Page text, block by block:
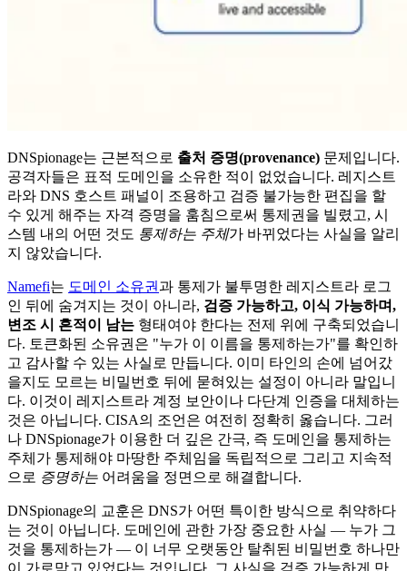
DNSpionage는 근본적으로 출처 증명(provenance) 문제입니다.
공격자들은 표적 도메인을 소유한 적이 없었습니다. 레지스트
라와 DNS 호스트 패널이 조용하고 검증 불가능한 편집을 할
수 있게 해주는 자격 증명을 훔침으로써 통제권을 빌렸고, 시
스템 내의 어떤 것도 통제하는 주체가 바뀌었다는 사실을 알리
지 않았습니다.
Namefi는 도메인 소유권과 통제가 불투명한 레지스트라 로그
인 뒤에 숨겨지는 것이 아니라, 검증 가능하고, 이식 가능하며,
변조 시 흔적이 남는 형태여야 한다는 전제 위에 구축되었습니
다. 토큰화된 소유권은 "누가 이 이름을 통제하는가"를 확인하
고 감사할 수 있는 사실로 만듭니다. 이미 타인의 손에 넘어갔
을지도 모르는 비밀번호 뒤에 묻혀있는 설정이 아니라 말입니
다. 이것이 레지스트라 계정 보안이나 다단계 인증을 대체하는
것은 아닙니다. CISA의 조언은 여전히 정확히 옳습니다. 그러
나 DNSpionage가 이용한 더 깊은 간극, 즉 도메인을 통제하는
주체가 통제해야 마땅한 주체임을 독립적으로 그리고 지속적
으로 증명하는 어려움을 정면으로 해결합니다.
DNSpionage의 교훈은 DNS가 어떤 특이한 방식으로 취약하다
는 것이 아닙니다. 도메인에 관한 가장 중요한 사실 — 누가 그
것을 통제하는가 — 이 너무 오랫동안 탈취된 비밀번호 하나만